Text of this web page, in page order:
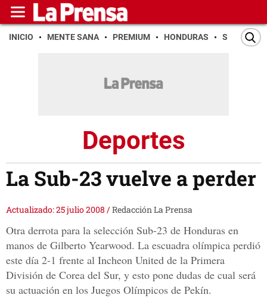
INICIO MENTE SANA PREMIUM HONDURAS SAN PEDRO
Deportes
La Sub-23 vuelve a perder
Actualizado: 25 julio 2008 /Redacción La Prensa
Otra derrota para la selección Sub-23 de Honduras en
manos de Gilberto Yearwood. La escuadra olímpica perdió
este día 2-1 frente al Incheon United de la Primera
División de Corea del Sur, y esto pone dudas de cual será
su actuación en los Juegos Olímpicos de Pekín.